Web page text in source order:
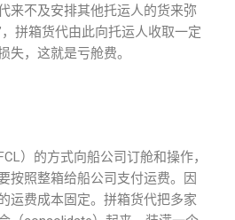
来不及安排其他托运人的货来弥
，拼箱货代由此向托运人收取一定
失，这就是亏舱费。
）的方式向船公司订舱和操作，
按照整箱给船公司支付运费。因
运费成本固定。拼箱货代把多家